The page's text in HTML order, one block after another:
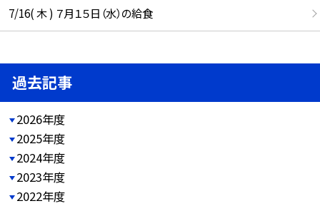
7/16( 木 ) ７月１５日（水）の給食
過去記事
2026年度
2025年度
2024年度
2023年度
2022年度